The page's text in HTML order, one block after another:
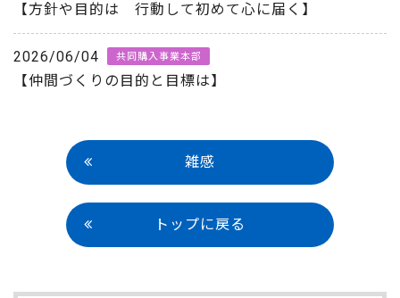
【方針や目的は 行動して初めて心に届く】
2026/06/04 共同購入事業本部
【仲間づくりの目的と目標は】
雑感
トップに戻る